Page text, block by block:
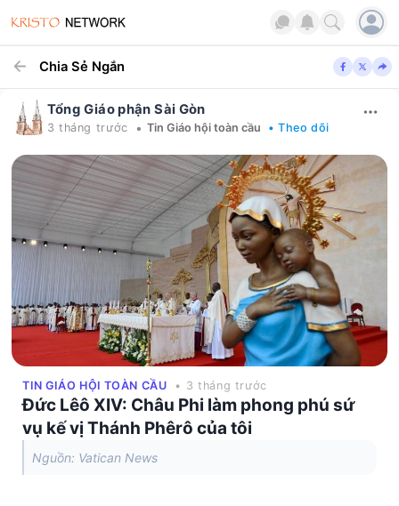
Chia Sẻ Ngắn
Tổng Giáo phận Sài Gòn
3 tháng trước • Tin Giáo hội toàn cầu • Theo dõi
TIN GIÁO HỘI TOÀN CẦU • 3 tháng trước
Đức Lêô XIV: Châu Phi làm phong phú sứ
vụ kế vị Thánh Phêrô của tôi
Nguồn: Vatican News